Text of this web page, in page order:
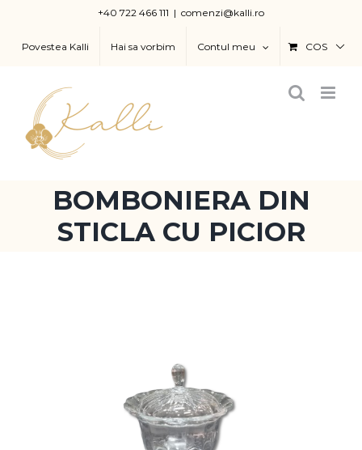
content
+40 722 466 111 | comenzi@kalli.ro
Povestea Kalli Hai sa vorbim Contul meu COS
BOMBONIERA DIN
STICLA CU PICIOR